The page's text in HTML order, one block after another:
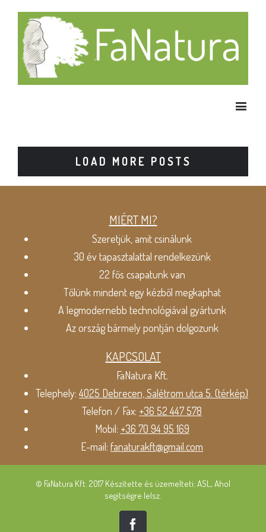
LOAD MORE POSTS
MIÉRT MI?
Szeretjük, amit csinálunk
30 év tapasztalattal rendelkezünk
22 fős csapatunk van
Tőlünk mindent egy kézből megkaphat
A legmodernebb technológiával gyártunk
Az ország bármely pontján dolgozunk
KAPCSOLAT
FaNatura Kft.
Telephely:4025 Debrecen, Salétrom utca 5. (térkép)
Telefon / Fax: +36 52 447 578
Mobil: +36 70 94 95 169
E-mail: fanaturakft@gmail.com
© FaNatura Kft. 2017 Készítette és üzemelteti: ASL, Ahol
segítségre lelsz.